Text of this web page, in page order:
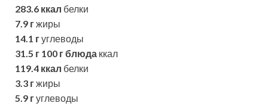
283.6 ккал белки
7.9 гжиры
14.1 гуглеводы
31.5 г 100 г блюда ккал
119.4 ккал белки
3.3 гжиры
5.9 гуглеводы